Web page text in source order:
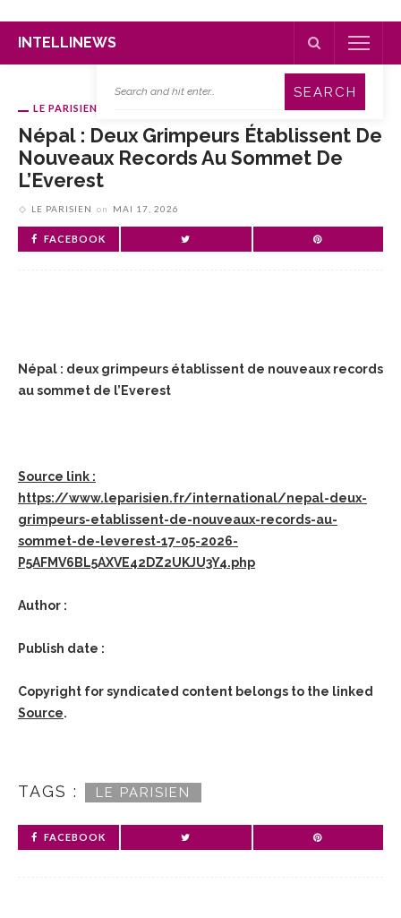
INTELLINEWS
LE PARISIEN
Népal : Deux Grimpeurs Établissent De
Nouveaux Records Au Sommet De
L’Everest
LE PARISIEN on MAI 17, 2026
FACEBOOK
Népal : deux grimpeurs établissent de nouveaux records
au sommet de l’Everest
Source link :
https://www.leparisien.fr/international/nepal-deux-
grimpeurs-etablissent-de-nouveaux-records-au-
sommet-de-leverest-17-05-2026-
P5AFMV6BL5AXVE42DZ2UKJU3Y4.php
Author :
Publish date :
Copyright for syndicated content belongs to the linked
Source.
TAGS : LE PARISIEN
FACEBOOK